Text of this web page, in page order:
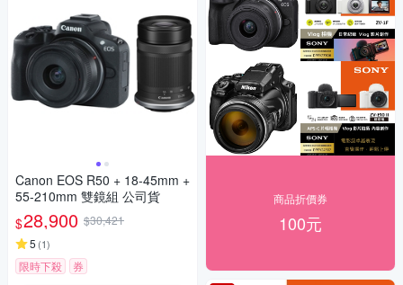
Canon EOS R50 + 18-45mm +
55-210mm 雙鏡組 公司貨
$28,900 $30,421
5 (1)
限時下殺 券
商品折價券
100元